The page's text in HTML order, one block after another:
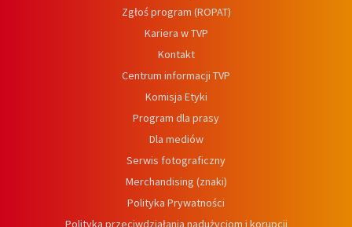
Zgłoś program (ROPAT)
Kariera w TVP
Kontakt
Centrum informacji TVP
Komisja Etyki
Program dla prasy
Dla mediów
Serwis fotograficzny
Merchandising (znaki)
Polityka Prywatności
Polityka przeciwdziałania nadużyciom i korupcji